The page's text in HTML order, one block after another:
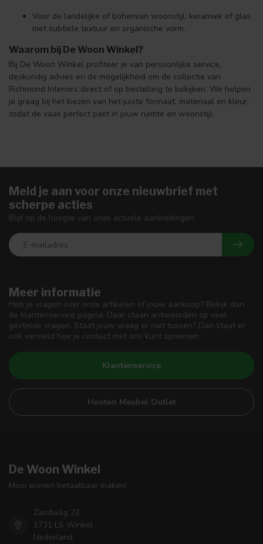
Voor de landelijke of bohemian woonstijl: keramiek of glas
met subtiele textuur en organische vorm.
Waarom bij De Woon Winkel?
Bij De Woon Winkel profiteer je van persoonlijke service,
deskundig advies en de mogelijkheid om de collectie van
Richmond Interiors direct of op bestelling te bekijken. We helpen
je graag bij het kiezen van het juiste formaat, materiaal en kleur,
zodat de vaas perfect past in jouw ruimte en woonstijl.
Meer informatie
Heb je vragen over onze artikelen of jouw aankoop? Bekijk dan
de klantenservice pagina. Daar staan antwoorden op veel
gestelde vragen. Staat jouw vraag er niet tussen? Dan staat er
ook vermeld hoe je contact met ons kunt opnemen.
Klantenservice
Houten Meubel Outlet
Meld je aan voor onze nieuwbrief met
scherpe acties
Blijf op de hoogte van onze actuele aanbiedingen
De Woon Winkel
Mooi wonen betaalbaar maken!
Zandwilg 22
1731 LS Winkel
Nederland